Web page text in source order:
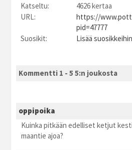
Katseltu:
4626 kertaa
URL:
https://
pid=47777
Suosikit:
Lisää suosikkeihin
Kommentti 1 - 5 5:n joukosta
oppipoika
Kuinka pitkään edelliset ketjut
maantie ajoa?